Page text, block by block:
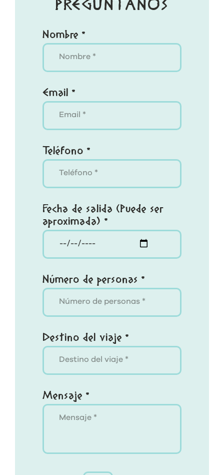
PREGÚNTANOS
Nombre *
Email *
Teléfono *
Fecha de salida (Puede ser
aproximada) *
Número de personas *
Destino del viaje *
Mensaje *